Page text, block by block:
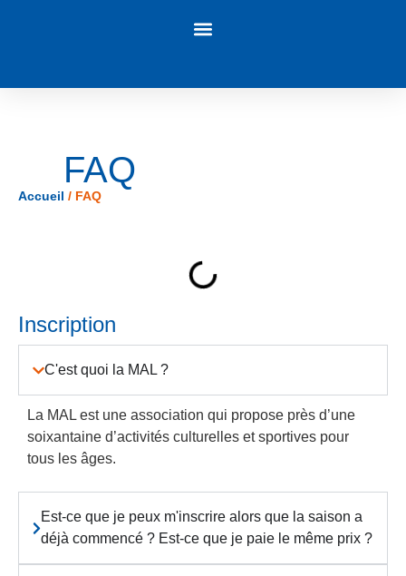
FAQ
Accueil / FAQ
Inscription
C'est quoi la MAL ?
La MAL est une association qui propose près d’une
soixantaine d’activités culturelles et sportives pour
tous les âges.
Est-ce que je peux m'inscrire alors que la saison a
déjà commencé ? Est-ce que je paie le même prix ?